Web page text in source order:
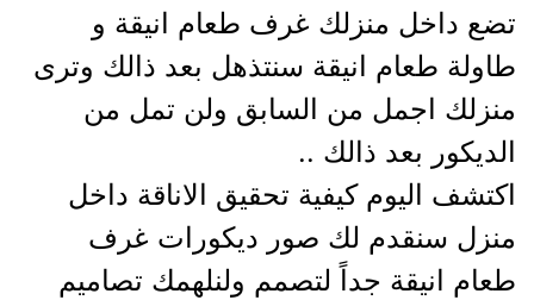
تضع داخل منزلك غرف طعام انيقة و
طاولة طعام انيقة سنتذهل بعد ذالك وترى
منزلك اجمل من السابق ولن تمل من
الديكور بعد ذالك ..
اكتشف اليوم كيفية تحقيق الاناقة داخل
منزل سنقدم لك صور ديكورات غرف
طعام انيقة جداً لتصمم ولنلهمك تصاميم